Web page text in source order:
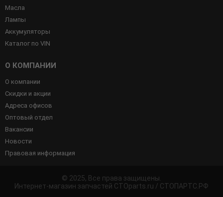
Масла
Лампы
Аккумуляторы
Каталог по VIN
О КОМПАНИИ
О компании
Скидки и акции
Адреса офисов
Оптовый отдел
Вакансии
Новости
Правовая информация
© 2025, Все права защищены.
Интернет-магазин запчастей CTOparts.ru / СТОПАРТС.РФ